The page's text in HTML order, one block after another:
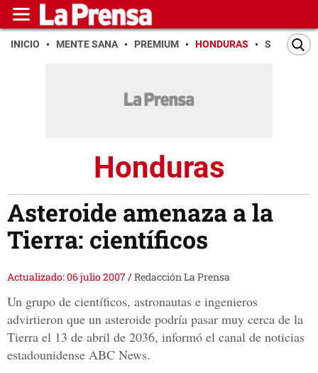
INICIO MENTE SANA PREMIUM HONDURAS SAN PEDRO
Honduras
Asteroide amenaza a la
Tierra: científicos
Actualizado: 06 julio 2007/Redacción La Prensa
Un grupo de científicos, astronautas e ingenieros
advirtieron que un asteroide podría pasar muy cerca de la
Tierra el 13 de abril de 2036, informó el canal de noticias
estadounidense ABC News.